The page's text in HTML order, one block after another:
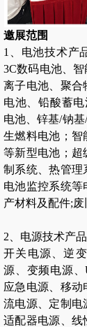
邀展范围
1、电池技术产
3C数码电池、
离子电池、聚合
电池、铅酸蓄
电池、锌基/钠
生燃料电池；智
等新型电池；超
制系统、热管理
电池监控系统等
产材料及配件;废
2、电源技术产
开关电源、逆
源、变频电源、
应急电源、移
流电源、定制电
适配器电源、线